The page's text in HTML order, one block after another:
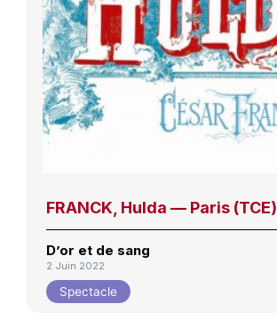
FRANCK, Hulda — Paris (TCE)
D’or et de sang
2 Juin 2022
Spectacle